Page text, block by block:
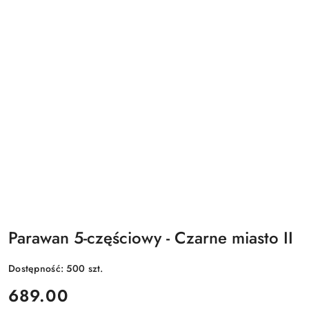
Parawan 5-częściowy - Czarne miasto II
Dostępność:500 szt.
cena:
689.00